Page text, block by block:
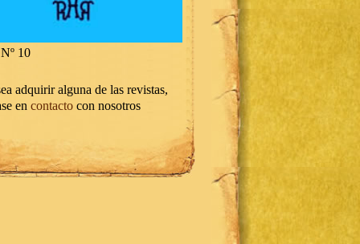
10
adquirir alguna de las revistas,
en contacto con nosotros